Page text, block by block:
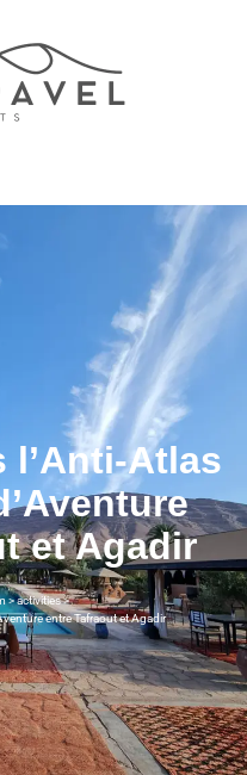
l’Anti-Atlas
et Agadir
>activities>
entre Tafraout et Agadir